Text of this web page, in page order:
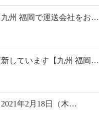
州 福岡で運送会社をお…
新しています【九州 福岡…
年2月18日（木…